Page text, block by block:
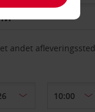
andet afleveringssted